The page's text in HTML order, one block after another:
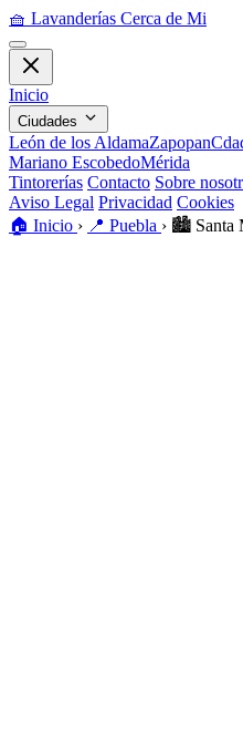
🧺 Lavanderías Cerca de Mi
Inicio
Ciudades
León de los AldamaZapopan
Mariano EscobedoMérida
Tintorerías Contacto Sobre
Aviso Legal Privacidad Cookies
🏠 Inicio › 📍 Puebla › 🏙️ Santa